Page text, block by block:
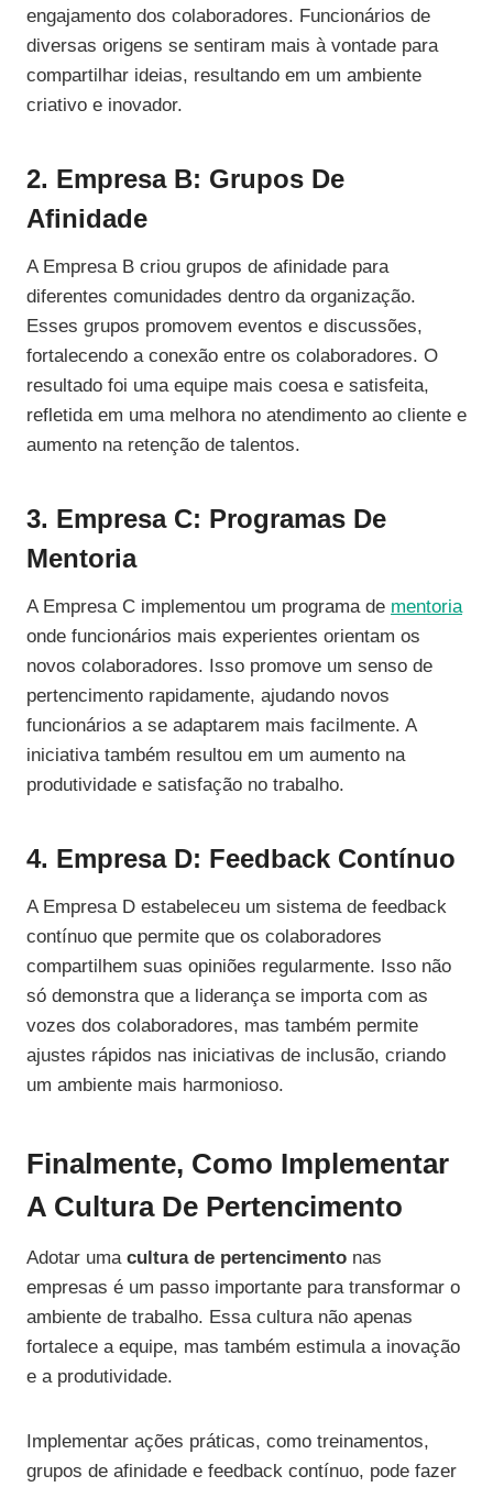
engajamento dos colaboradores. Funcionários de
diversas origens se sentiram mais à vontade para
compartilhar ideias, resultando em um ambiente
criativo e inovador.
2. Empresa B: Grupos De
Afinidade
A Empresa B criou grupos de afinidade para
diferentes comunidades dentro da organização.
Esses grupos promovem eventos e discussões,
fortalecendo a conexão entre os colaboradores. O
resultado foi uma equipe mais coesa e satisfeita,
refletida em uma melhora no atendimento ao cliente e
aumento na retenção de talentos.
3. Empresa C: Programas De
Mentoria
A Empresa C implementou um programa de mentoria
onde funcionários mais experientes orientam os
novos colaboradores. Isso promove um senso de
pertencimento rapidamente, ajudando novos
funcionários a se adaptarem mais facilmente. A
iniciativa também resultou em um aumento na
produtividade e satisfação no trabalho.
4. Empresa D: Feedback Contínuo
A Empresa D estabeleceu um sistema de feedback
contínuo que permite que os colaboradores
compartilhem suas opiniões regularmente. Isso não
só demonstra que a liderança se importa com as
vozes dos colaboradores, mas também permite
ajustes rápidos nas iniciativas de inclusão, criando
um ambiente mais harmonioso.
Finalmente, Como Implementar
A Cultura De Pertencimento
Adotar uma cultura de pertencimento nas
empresas é um passo importante para transformar o
ambiente de trabalho. Essa cultura não apenas
fortalece a equipe, mas também estimula a inovação
e a produtividade.
Implementar ações práticas, como treinamentos,
grupos de afinidade e feedback contínuo, pode fazer